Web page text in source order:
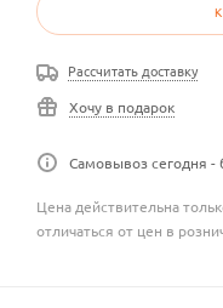
Рассчитать доставку
Хочу в подарок
Самовывоз сегодня -
Цена действительна
отличаться от цен в